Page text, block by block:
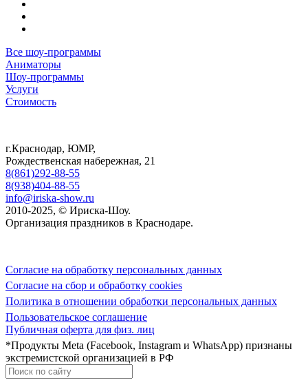
Все шоу-программы
Аниматоры
Шоу-программы
Услуги
Стоимость
г.Краснодар, ЮМР,
Рождественская набережная, 21
8(861)292-88-55
8(938)404-88-55
info@iriska-show.ru
2010-2025, © Ириска-Шоу.
Организация праздников в Краснодаре.
Согласие на обработку персональных данных
Согласие на сбор и обработку cookies
Политика в отношении обработки персональных данных
Пользовательское соглашение
Публичная оферта для физ. лиц
*Продукты Meta (Facebook, Instagram и WhatsApp) признаны
экстремистской организацией в РФ